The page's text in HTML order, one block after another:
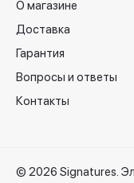
О магазине
Доставка
Гарантия
Вопросы и ответы
Контакты
© 2026 Signatures.